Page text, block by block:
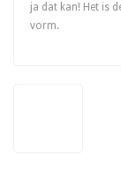
ja dat kan! Het is
vorm.